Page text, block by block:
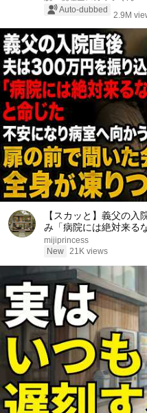
Auto-dubbed
2.9M
【スカッと】義父の
み「病院には絶対来る
は病室へ向かう――扉の
全身が凍りついた……。
mijiprincess
New 21K views